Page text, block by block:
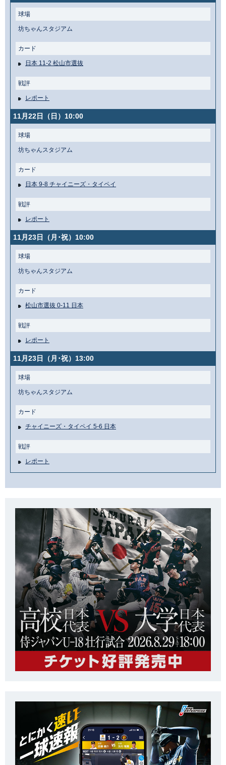
球場
坊ちゃんスタジアム
カード
日本 11-2 松山市選抜
戦評
レポート
11月22日（日）10:00
球場
坊ちゃんスタジアム
カード
日本 9-8 チャイニーズ・タイペイ
戦評
レポート
11月23日（月･祝）10:00
球場
坊ちゃんスタジアム
カード
松山市選抜 0-11 日本
戦評
レポート
11月23日（月･祝）13:00
球場
坊ちゃんスタジアム
カード
チャイニーズ・タイペイ 5-6 日本
戦評
レポート